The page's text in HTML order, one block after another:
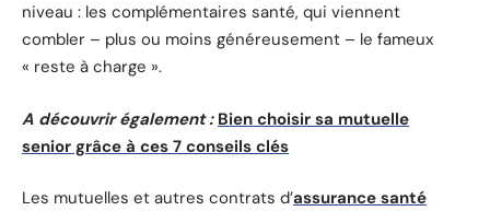
niveau : les complémentaires santé, qui viennent
combler – plus ou moins généreusement – le fameux
« reste à charge ».
A découvrir également : Bien choisir sa mutuelle
senior grâce à ces 7 conseils clés
Les mutuelles et autres contrats d’assurance santé